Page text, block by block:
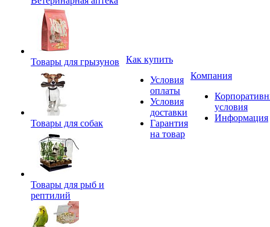
Товары для грызунов
Товары для собак
Товары для рыб и
рептилий
Как купить
Условия
оплаты
Условия
доставки
Гарантия
на товар
Компания
условия
Информация